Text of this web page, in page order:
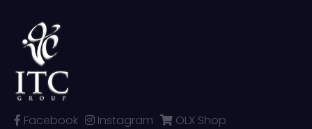
Facebook Instagram
OLX Shop